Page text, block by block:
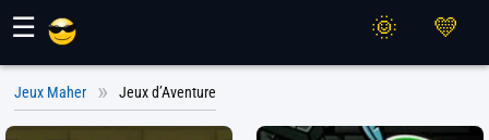
☰
Jeux Maher Jeux d’Aventure